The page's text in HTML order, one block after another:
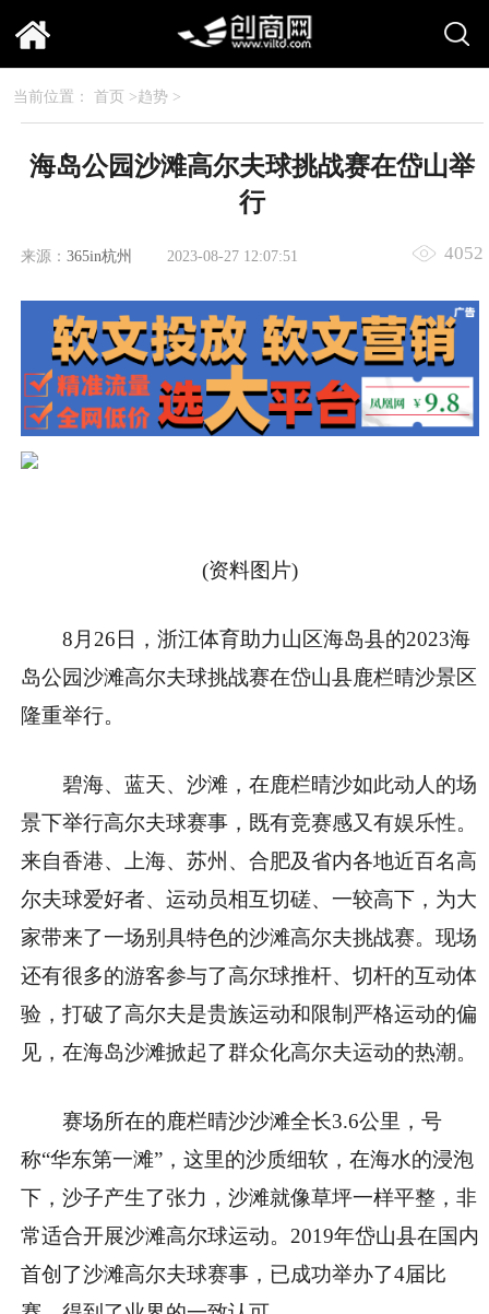
当前位置： 首页 >趋势 >
海岛公园沙滩高尔夫球挑战赛在岱山举
行
来源： 365in杭州 2023-08-27 12:07:51 4052
(资料图片)
8月26日，浙江体育助力山区海岛县的2023海
岛公园沙滩高尔夫球挑战赛在岱山县鹿栏晴沙景区
隆重举行。
碧海、蓝天、沙滩，在鹿栏晴沙如此动人的场
景下举行高尔夫球赛事，既有竞赛感又有娱乐性。
来自香港、上海、苏州、合肥及省内各地近百名高
尔夫球爱好者、运动员相互切磋、一较高下，为大
家带来了一场别具特色的沙滩高尔夫挑战赛。现场
还有很多的游客参与了高尔球推杆、切杆的互动体
验，打破了高尔夫是贵族运动和限制严格运动的偏
见，在海岛沙滩掀起了群众化高尔夫运动的热潮。
赛场所在的鹿栏晴沙沙滩全长3.6公里，号
称“华东第一滩”，这里的沙质细软，在海水的浸泡
下，沙子产生了张力，沙滩就像草坪一样平整，非
常适合开展沙滩高尔球运动。2019年岱山县在国内
首创了沙滩高尔夫球赛事，已成功举办了4届比